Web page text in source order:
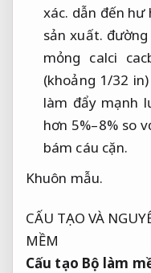
xác. dẫn đến hư
sản xuất.
mỏng calci
(khoảng 1/32
làm đẩy mạnh
hơn 5%–8% so
bám cáu cặn.
Khuôn mẫu.
CẤU TẠO VÀ
MỀM
Cấu tạo Bộ làm